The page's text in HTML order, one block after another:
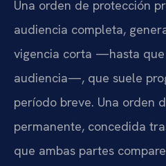
Una orden de protección
audiencia completa,
vigencia corta —hasta que
audiencia—, que suele
período breve. Una orden
permanente, concedida
que ambas partes